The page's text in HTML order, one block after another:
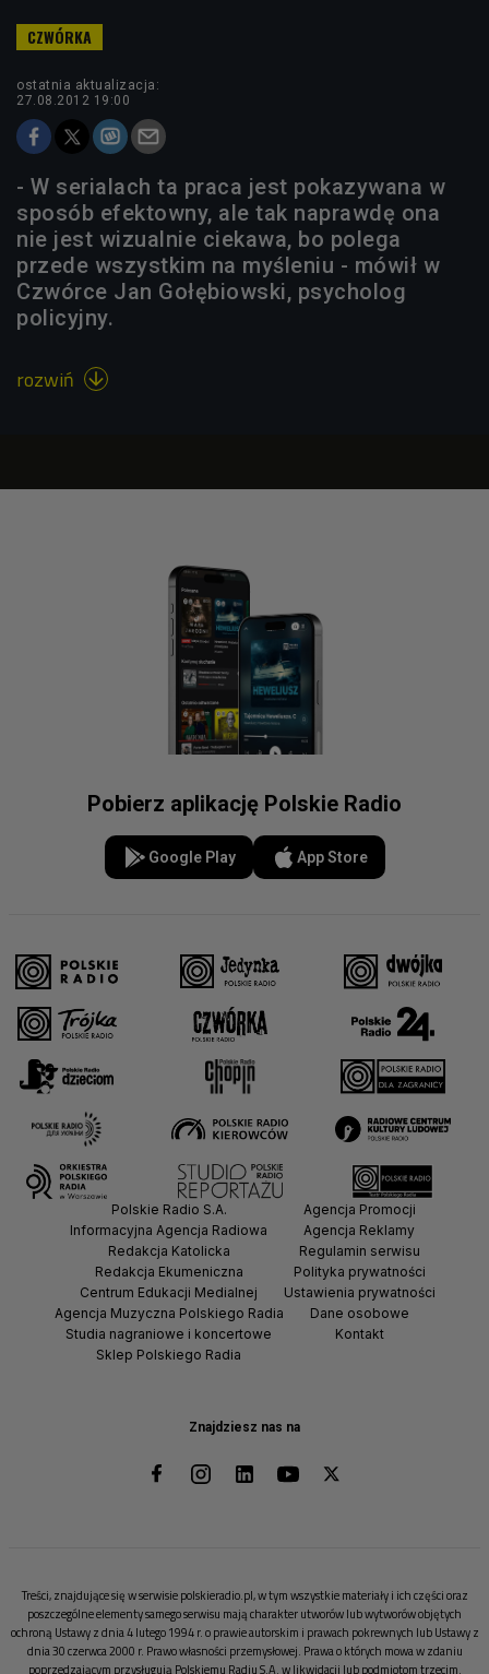
ostatnia aktualizacja:
27.08.2012 19:00
- W serialach ta praca jest pokazywana w
sposób efektowny, ale tak naprawdę ona
nie jest wizualnie ciekawa, bo polega
przede wszystkim na myśleniu - mówił w
Czwórce Jan Gołębiowski, psycholog
policyjny.
rozwiń 
Pobierz aplikację Polskie Radio
Google Play App Store
Znajdziesz nas na
Polskie Radio S.A.
Informacyjna Agencja Radiowa
Redakcja Katolicka
Redakcja Ekumeniczna
Centrum Edukacji Medialnej
Agencja Muzyczna Polskiego Radia
Studia nagraniowe i koncertowe
Sklep Polskiego Radia
Agencja Promocji
Agencja Reklamy
Regulamin serwisu
Polityka prywatności
Ustawienia prywatności
Dane osobowe
Kontakt
Treści, znajdujące się w serwisie polskieradio.pl, w tym wszystkie materiały i ich części oraz
poszczególne elementy samego serwisu mają charakter utworów lub wytworów objętych
ochroną Ustawy z dnia 4 lutego 1994 r. o prawie autorskim i prawach pokrewnych lub Ustawy z
dnia 30 czerwca 2000 r. Prawo własności przemysłowej. Prawa o których mowa w zdaniu
poprzedzającym przysługują Polskiemu Radiu S.A. w likwidacji lub podmiotom trzecim.